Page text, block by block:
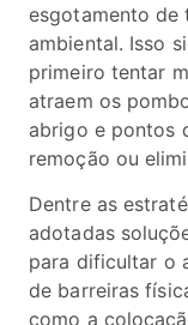
esgotamento de
ambiental. Isso
primeiro tentar
atraem os
abrigo e pontos
remoção ou
Dentre as
adotadas
para dificultar o
de barreiras
como a